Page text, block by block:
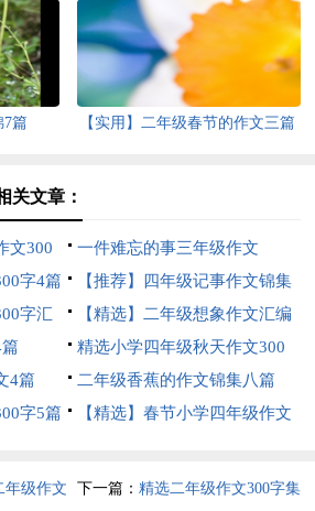
7篇 【实用】二年级春节的作文三篇
关文章：
文300
一件难忘的事三年级作文
字4篇
【推荐】四年级记事作文锦集
十篇
字汇
【精选】二年级想象作文汇编
六篇
精选小学四年级秋天作文300
字合集9篇
4篇
二年级香蕉的作文锦集八篇
字5篇
【精选】春节小学四年级作文
年级作文 下一篇： 精选二年级作文300字集